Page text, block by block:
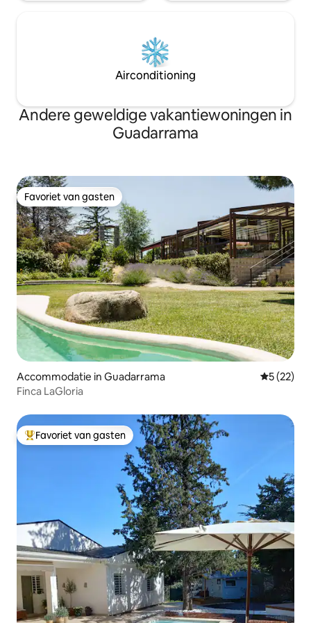
Airconditioning
Andere geweldige vakantiewoningen in
Guadarrama
Favoriet van gasten
Favoriet van gasten
Accommodatie in Guadarrama
5 (22)
Finca LaGloria
Topfavoriet van gasten
Favoriet van gasten